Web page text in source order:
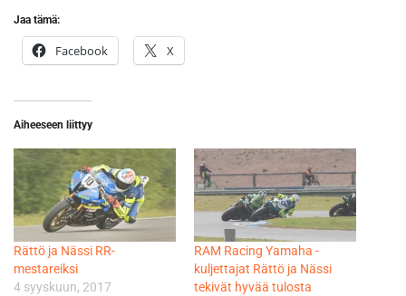
Jaa tämä:
Facebook X
Aiheeseen liittyy
Rättö ja Nässi RR-
mestareiksi
4 syyskuun, 2017
RAM Racing Yamaha -
kuljettajat Rättö ja Nässi
tekivät hyvää tulosta